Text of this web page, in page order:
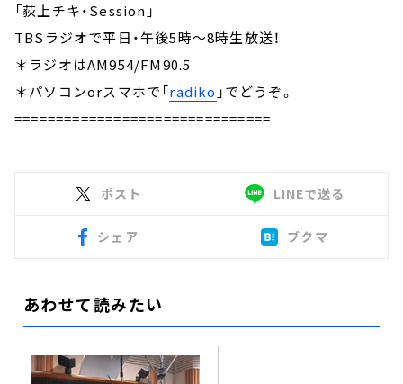
「荻上チキ・Session」
TBSラジオで平日・午後5時～8時生放送！
＊ラジオはAM954/FM90.5
＊パソコンorスマホで「radiko 」でどうぞ。
===============================
ポスト LINEで送る
シェア ブクマ
あわせて読みたい